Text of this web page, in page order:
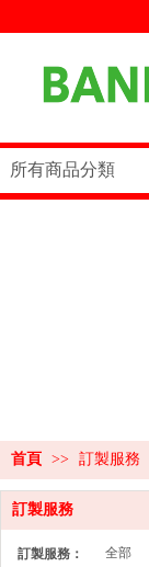
所有商品分類
首頁
首頁 >> 訂製服務
訂製服務
訂製服務： 全部